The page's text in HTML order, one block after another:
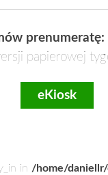
prenumeratę:
papierowej
eKiosk
in /home/